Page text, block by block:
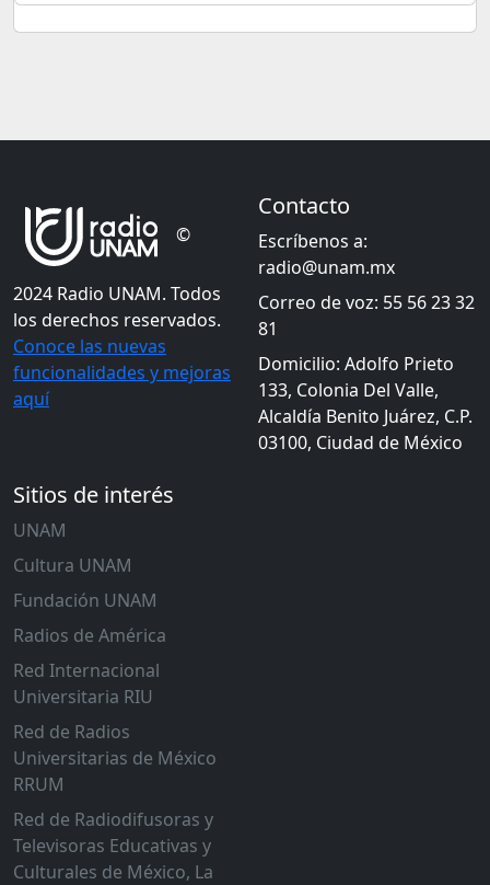
©
2024 Radio UNAM. Todos
los derechos reservados.
Conoce las nuevas
funcionalidades y mejoras
aquí
Contacto
Escríbenos a:
radio@unam.mx
Correo de voz: 55 56 23 32
81
Domicilio: Adolfo Prieto
133, Colonia Del Valle,
Alcaldía Benito Juárez, C.P.
03100, Ciudad de México
Sitios de interés
UNAM
Cultura UNAM
Fundación UNAM
Radios de América
Red Internacional
Universitaria RIU
Red de Radios
Universitarias de México
RRUM
Red de Radiodifusoras y
Televisoras Educativas y
Culturales de México, La